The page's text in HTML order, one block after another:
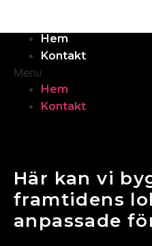
Hem
Kontakt
Menu
Hem
Kontakt
Här kan vi
framtidens
anpassade